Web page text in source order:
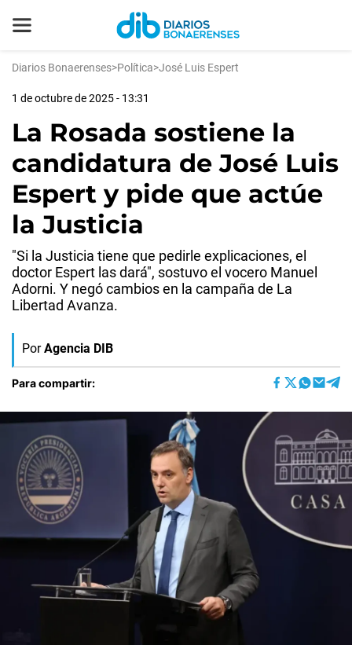
Diarios Bonaerenses>Política>José Luis Espert
1 de octubre de 2025 - 13:31
La Rosada sostiene la
candidatura de José Luis
Espert y pide que actúe
la Justicia
"Si la Justicia tiene que pedirle explicaciones, el
doctor Espert las dará", sostuvo el vocero Manuel
Adorni. Y negó cambios en la campaña de La
Libertad Avanza.
Por Agencia DIB
Para compartir: